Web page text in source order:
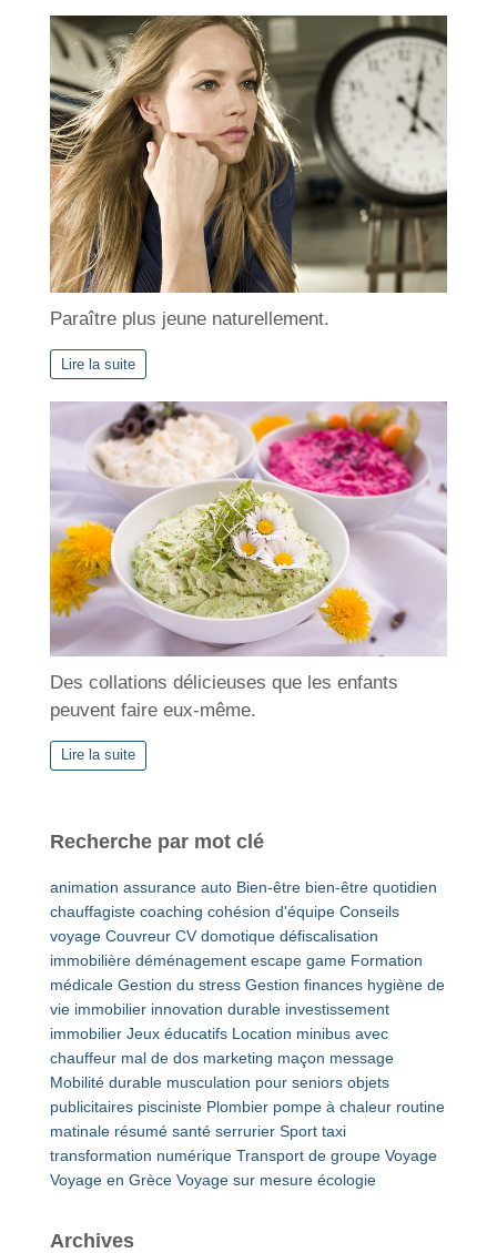
Paraître plus jeune naturellement.
Lire la suite
Des collations délicieuses que les enfants
peuvent faire eux-même.
Lire la suite
Recherche par mot clé
animation assurance auto Bien-être bien-être quotidien
chauffagiste coaching cohésion d'équipe Conseils
voyage Couvreur CV domotique défiscalisation
immobilière déménagement escape game Formation
médicale Gestion du stress Gestion finances hygiène de
vie immobilier innovation durable investissement
immobilier Jeux éducatifs Location minibus avec
chauffeur mal de dos marketing maçon message
Mobilité durable musculation pour seniors objets
publicitaires pisciniste Plombier pompe à chaleur routine
matinale résumé santé serrurier Sport taxi
transformation numérique Transport de groupe Voyage
Voyage en Grèce Voyage sur mesure écologie
Archives